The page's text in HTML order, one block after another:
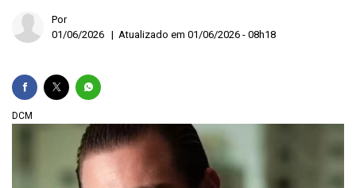
Por
01/06/2026 | Atualizado em 01/06/2026 - 08h18
DCM